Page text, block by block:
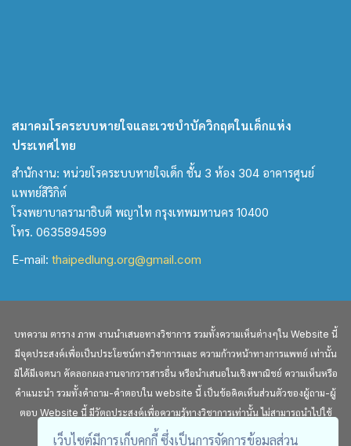
เว็บไซต์มีการเก็บคุกกี้ ซึ่งเป็นการจัดการข้อมูลส่วน
สมาคมโรคระบบหายใจและเวชบำบัดวิกฤตในเด็กแห่ง
ประเทศไทย
สำนักงาน: หน่วยโรคระบบหายใจเด็ก ชั้น 3 ห้อง 304 อาคารศูนย์
แพทย์สิริกิต์
โรงพยาบาลรามาธิบดี พญาไท กรุงเทพมหานคร 10400
โทร. 0635894599
E-mail: thaipedlung.org@gmail.com
บทความ ตาราง ภาพ งานนำเสนอทางวิชาการ รวมทั้งความเห็นต่างๆใน Website นี้
มีจุดประสงค์เพื่อเป็นประโยชน์ทางวิชาการและ ความก้าวหน้าทางการแพทย์ เท่านั้น
มิได้มีเจตนา คัดลอกผลงานจากวารสารอื่น หรือนำเสนอในเชิงพาณิชย์ ความเห็นหรือ
คำแนะนำ รวมทั้งคำถาม-คำตอบใน website นี้ เป็นข้อคิดเห็นส่วนตัวของผู้ถาม-ผู้
ตอบ Website นี้ มีวัตถุประสงค์เพื่อความรู้ทางวิชาการเท่านั้น ไม่สามารถนำไปใช้
อ้างอิงทางกฎหมายได้